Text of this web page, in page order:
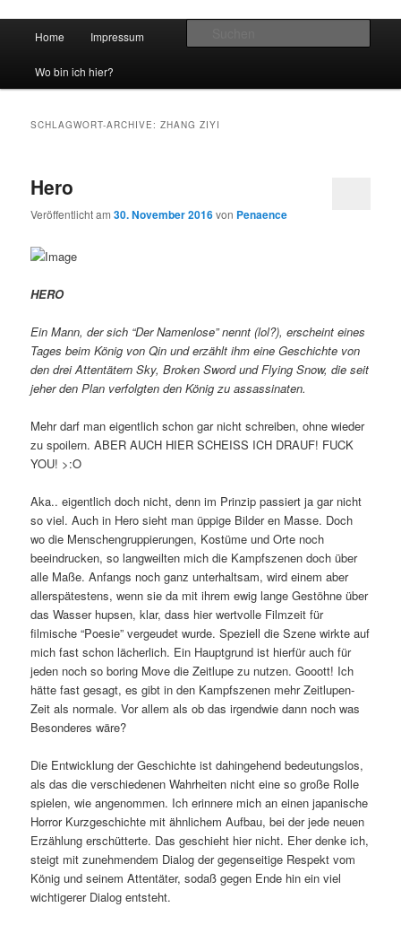
vidgames.de
Zum Inhalt wechseln
Zum sekundären Inhalt wechseln
Home Impressum
Wo bin ich hier?
SCHLAGWORT-ARCHIVE:ZHANG ZIYI
Hero
Veröffentlicht am30. November 2016von Penaence
HERO
Ein Mann, der sich “Der Namenlose” nennt (lol?), erscheint eines
Tages beim König von Qin und erzählt ihm eine Geschichte von
den drei Attentätern Sky, Broken Sword und Flying Snow, die seit
jeher den Plan verfolgten den König zu assassinaten.
Mehr darf man eigentlich schon gar nicht schreiben, ohne wieder
zu spoilern. ABER AUCH HIER SCHEISS ICH DRAUF! FUCK
YOU! >:O
Aka.. eigentlich doch nicht, denn im Prinzip passiert ja gar nicht
so viel. Auch in Hero sieht man üppige Bilder en Masse. Doch
wo die Menschengruppierungen, Kostüme und Orte noch
beeindrucken, so langweilten mich die Kampfszenen doch über
alle Maße. Anfangs noch ganz unterhaltsam, wird einem aber
allerspätestens, wenn sie da mit ihrem ewig lange Gestöhne über
das Wasser hupsen, klar, dass hier wertvolle Filmzeit für
filmische “Poesie” vergeudet wurde. Speziell die Szene wirkte auf
mich fast schon lächerlich. Ein Hauptgrund ist hierfür auch für
jeden noch so boring Move die Zeitlupe zu nutzen. Gooott! Ich
hätte fast gesagt, es gibt in den Kampfszenen mehr Zeitlupen-
Zeit als normale. Vor allem als ob das irgendwie dann noch was
Besonderes wäre?
Die Entwicklung der Geschichte ist dahingehend bedeutungslos,
als das die verschiedenen Wahrheiten nicht eine so große Rolle
spielen, wie angenommen. Ich erinnere mich an einen japanische
Horror Kurzgeschichte mit ähnlichem Aufbau, bei der jede neuen
Erzählung erschütterte. Das geschieht hier nicht. Eher denke ich,
steigt mit zunehmendem Dialog der gegenseitige Respekt vom
König und seinem Attentäter, sodaß gegen Ende hin ein viel
wichtigerer Dialog entsteht.